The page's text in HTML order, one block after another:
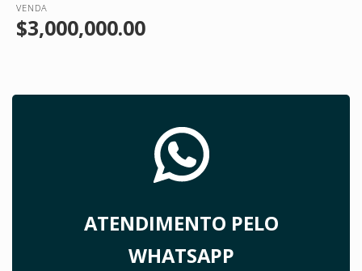
VENDA
$3,000,000.00
ATENDIMENTO PELO
WHATSAPP